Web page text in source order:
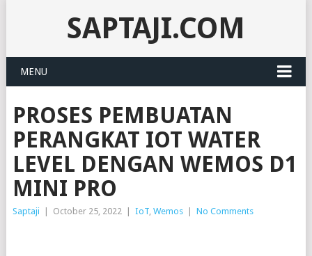
SAPTAJI.COM
MENU
PROSES PEMBUATAN
PERANGKAT IOT WATER
LEVEL DENGAN WEMOS D1
MINI PRO
Saptaji October 25, 2022 IoT, Wemos No Comments